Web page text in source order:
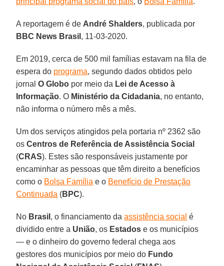
A reportagem é de André Shalders, publicada por
BBC News Brasil , 11-03-2020.
Em 2019, cerca de 500 mil famílias estavam na fila de
espera do programa, segundo dados obtidos pelo
jornalO Globo por meio da Lei de Acesso à
Informação. O Ministério da Cidadania, no entanto,
não informa o número mês a mês.
Um dos serviços atingidos pela portaria nº 2362 são
osCentros de Referência de Assistência Social
(CRAS). Estes são responsáveis justamente por
encaminhar as pessoas que têm direito a benefícios
como o Bolsa Família e o Benefício de Prestação
Continuada (BPC).
No Brasil , o financiamento daassistência social é
dividido entre a União, os Estados e os municípios
— e o dinheiro do governo federal chega aos
gestores dos municípios por meio do Fundo